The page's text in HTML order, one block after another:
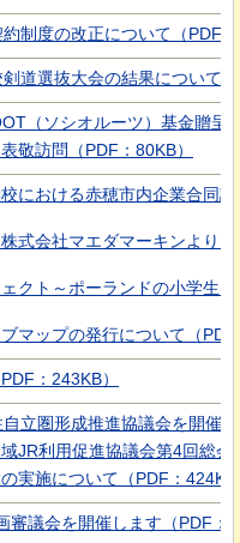
制度の改正について（PDF
道選抜大会の結果について
（ソシオルーツ）基金贈呈
敬訪問（PDF：80KB）
における赤穂市内企業合同
式会社マエダマーキンより
クト～ポーランドの小学生
マップの発行について（
：243KB）
立圏形成推進協議会を開催
JR利用促進協議会第4回総
実施について（PDF：424KB
審議会を開催します（PDF：